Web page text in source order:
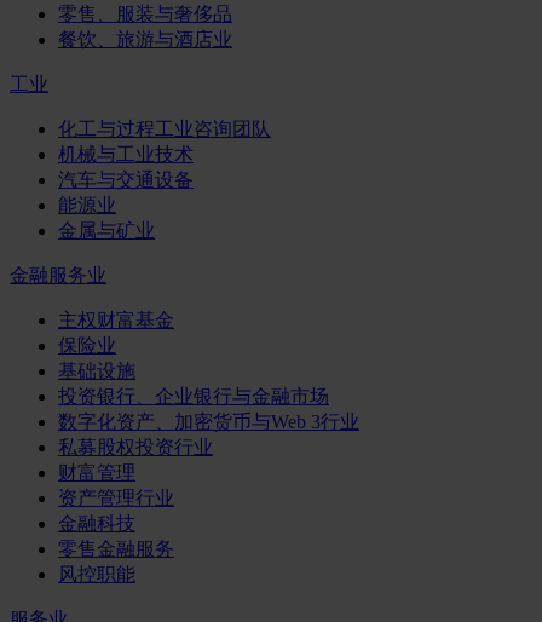
零售、服装与奢侈品
餐饮、旅游与酒店业
工业
化工与过程工业咨询团队
机械与工业技术
汽车与交通设备
能源业
金属与矿业
金融服务业
主权财富基金
保险业
基础设施
投资银行、企业银行与金融市场
数字化资产、加密货币与Web 3行业
私募股权投资行业
财富管理
资产管理行业
金融科技
零售金融服务
风控职能